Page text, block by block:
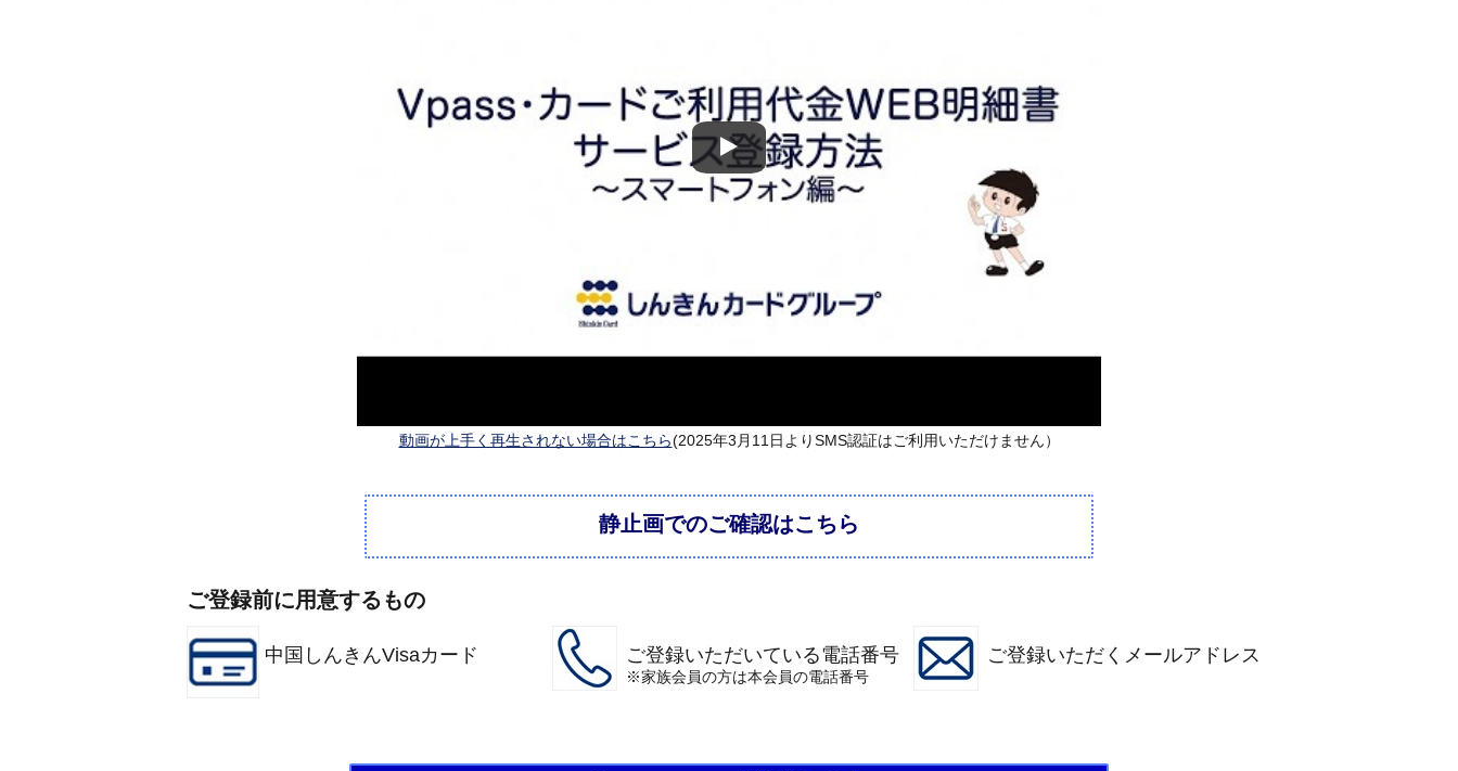
動画が上手く再生されない場合はこちら(2025年3月11日よりSMS認証はご利用いただけません）
静止画でのご確認はこちら
ご登録前に用意するもの
中国しんきんVisaカード ご登録いただいている電話番号
※家族会員の方は本会員の電話番号
ご登録いただくメールアドレス